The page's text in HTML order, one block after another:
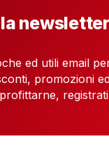
newsletter
ed utili email
promozioni